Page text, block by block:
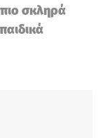
σκληρά